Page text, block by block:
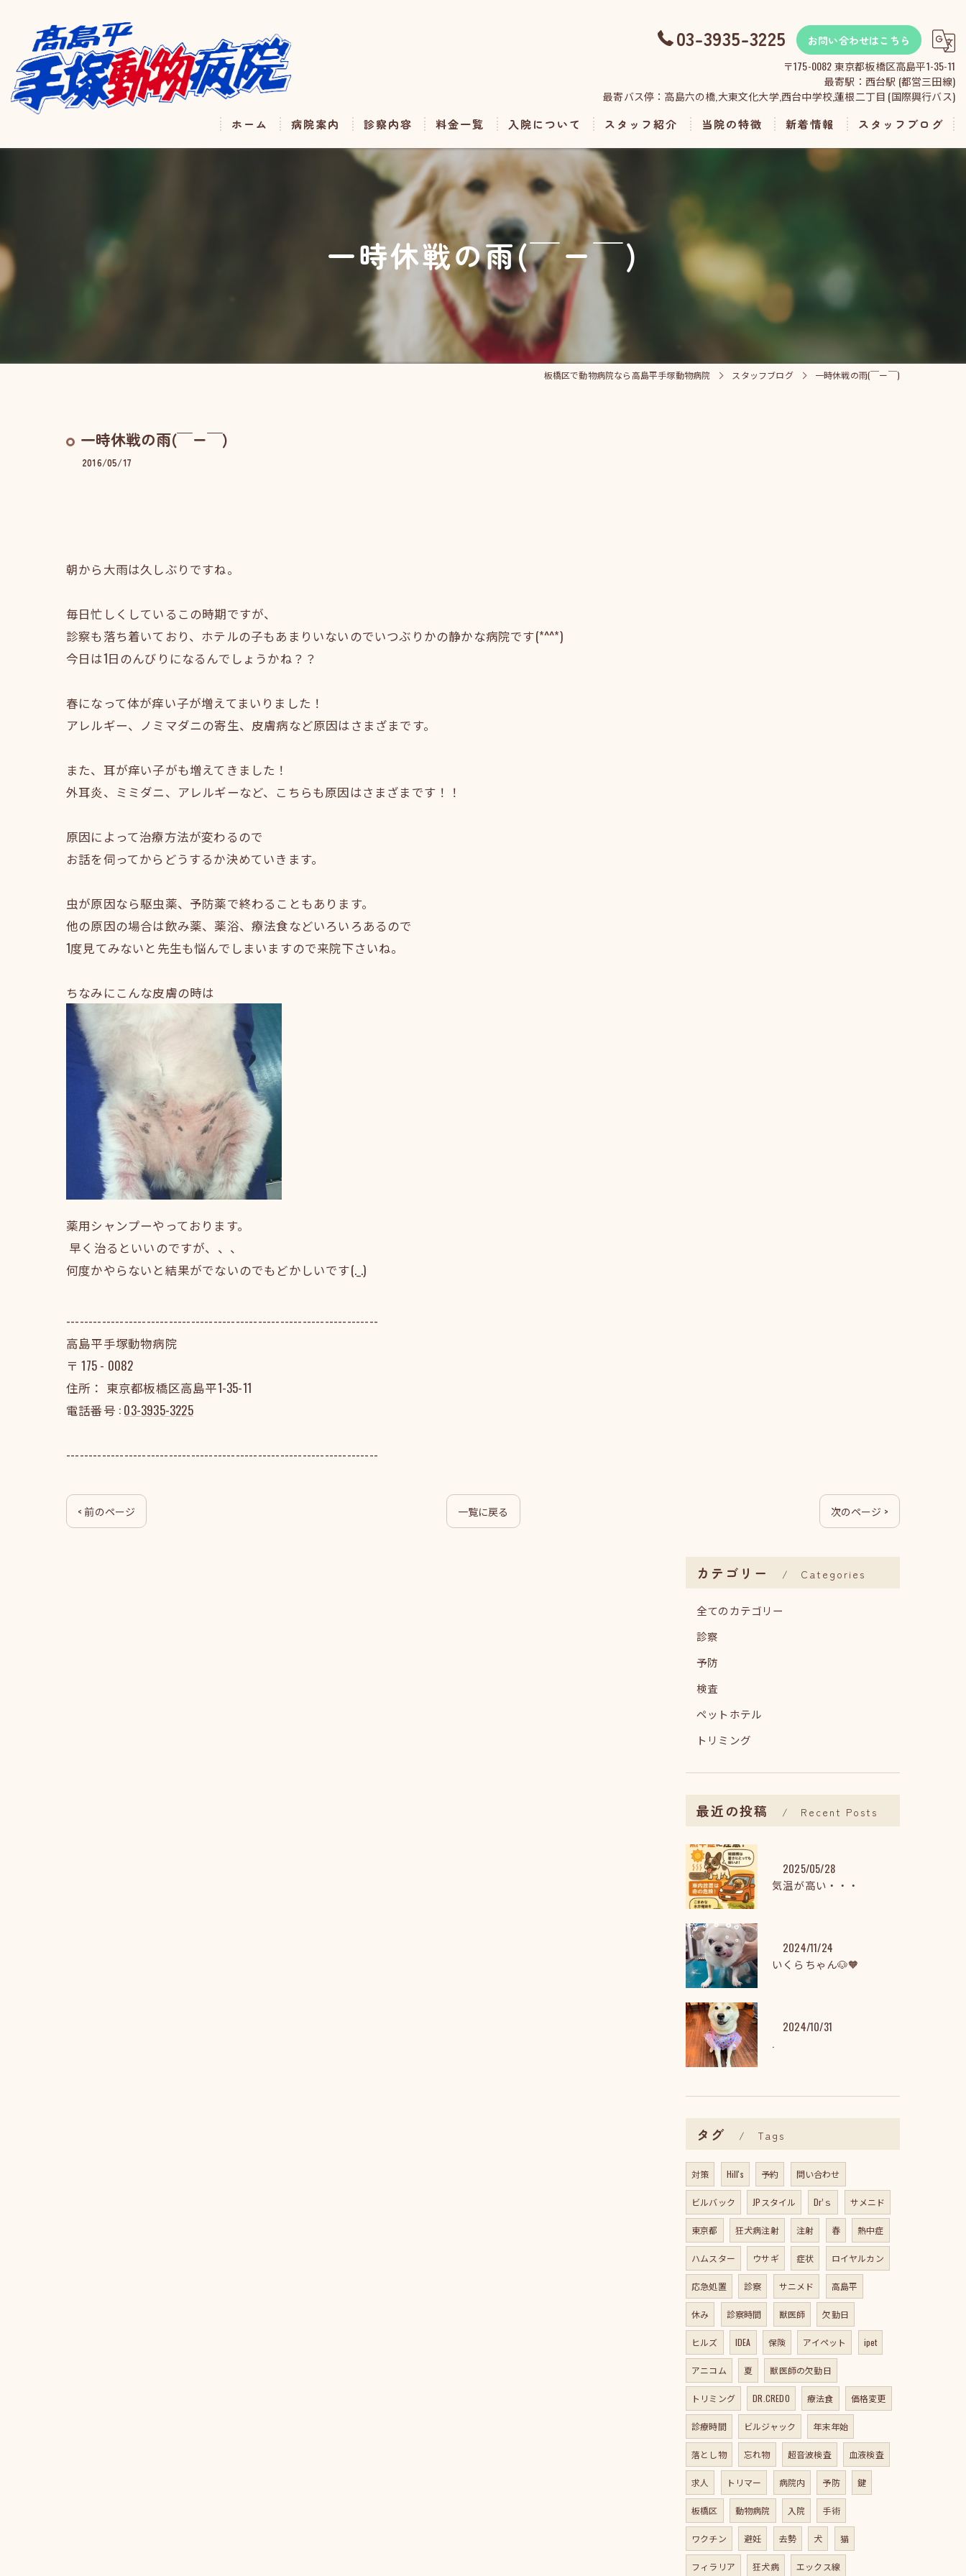
03-3935-3225 お問い合わせはこちら
〒175-0082 東京都板橋区高島平1-35-11
最寄駅：西台駅 (都営三田線)
最寄バス停：高島六の橋,大東文化大学,西台中学校,蓮根二丁目 (国際興行バス)
ホーム
病院案内 診察内容 料金一覧
予防・料金表
ホテル・トリミング
入院について スタッフ紹介 当院の特徴
検査
トリミング
新着情報 スタッフブログ
一時休戦の雨(￣ー￣)
板橋区で動物病院なら高島平手塚動物病院 スタッフブログ 一時休戦の雨(￣ー￣)
一時休戦の雨(￣ー￣)
2016/05/17
朝から大雨は久しぶりですね。
毎日忙しくしているこの時期ですが、
診察も落ち着いており、ホテルの子もあまりいないのでいつぶりかの静かな病院です(*^^*)
今日は1日のんびりになるんでしょうかね？？
春になって体が痒い子が増えてまいりました！
アレルギー、ノミマダニの寄生、皮膚病など原因はさまざまです。
また、耳が痒い子がも増えてきました！
外耳炎、ミミダニ、アレルギーなど、こちらも原因はさまざまです！！
原因によって治療方法が変わるので
お話を伺ってからどうするか決めていきます。
虫が原因なら駆虫薬、予防薬で終わることもあります。
他の原因の場合は飲み薬、薬浴、療法食などいろいろあるので
1度見てみないと先生も悩んでしまいますので来院下さいね。
ちなみにこんな皮膚の時は
薬用シャンプーやっております。
早く治るといいのですが、、、
何度かやらないと結果がでないのでもどかしいです(._.)
----------------------------------------------------------------------
高島平手塚動物病院
〒175 - 0082
住所： 東京都板橋区高島平1-35-11
電話番号 : 03-3935-3225
----------------------------------------------------------------------
< 前のページ 一覧に戻る 次のページ >
カテゴリー Categories
全てのカテゴリー
診察
予防
検査
ペットホテル
トリミング
最近の投稿 Recent Posts
2025/05/28
気温が高い・・・
2024/11/24
いくらちゃん🐶🧡
2024/10/31
.
タグ Tags
対策 Hill's 予約 問い合わせ
ビルバック JPスタイル Dr’ｓ サメニド
東京都 狂犬病注射 注射 春 熱中症
ハムスター ウサギ 症状 ロイヤルカン
応急処置 診察 サニメド 高島平
休み 診察時間 獣医師 欠勤日
ヒルズ IDEA 保険 アイペット ipet
アニコム 夏 獣医師の欠勤日
トリミング DR.CREDO 療法食 価格変更
診療時間 ビルジャック 年末年始
落とし物 忘れ物 超音波検査 血液検査
求人 トリマー 病院内 予防 鍵
板橋区 動物病院 入院 手術
ワクチン 避妊 去勢 犬 猫
フィラリア 狂犬病 エックス線